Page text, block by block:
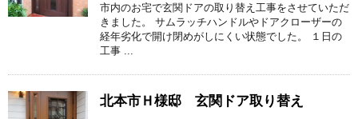
市内のお宅で玄関ドアの取り替え工事をさせていただ
きました。 サムラッチハンドルやドアクローザーの
経年劣化で開け閉めがしにくい状態でした。 １日の
工事 ...
北本市Ｈ様邸 玄関ドア取り替え